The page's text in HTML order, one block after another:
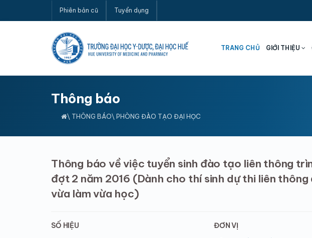
Phiên bản cũ Tuyển dụng
TRANG CHỦ GIỚI THIỆU
Thông báo
\ THÔNG BÁO\ PHÒNG ĐÀO TẠO ĐẠI HỌC
Thông báo về việc tuyển sinh đào tạo liên thông
đợt 2 năm 2016 (Dành cho thí sinh dự thi liên
vừa làm vừa học)
SỐ HIỆU
ĐƠN VỊ